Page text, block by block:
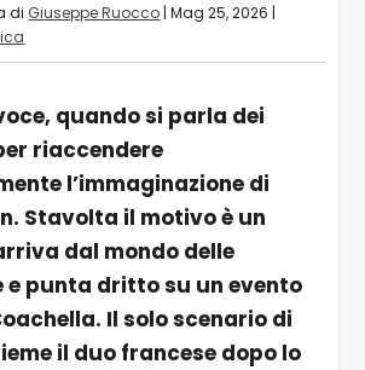
di Giuseppe Ruocco |Mag 25, 2026 |
quando si parla dei
riaccendere
l’immaginazione di
Stavolta il motivo è un
dal mondo delle
e punta dritto su un evento
Il solo scenario di
il duo francese dopo lo